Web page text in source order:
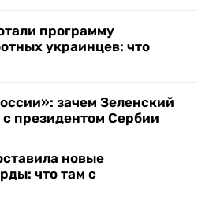
программу
украинцев: что
зачем Зеленский
президентом Сербии
новые
что там с